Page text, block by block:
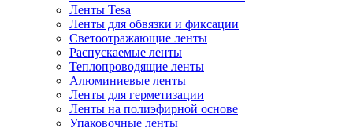
Ленты Tesa
Ленты для обвязки и фиксации
Светоотражающие ленты
Распускаемые ленты
Теплопроводящие ленты
Алюминиевые ленты
Ленты для герметизации
Ленты на полиэфирной основе
Упаковочные ленты